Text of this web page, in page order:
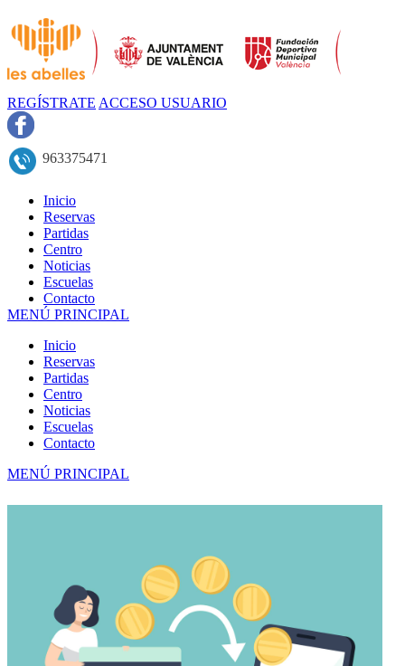
REGÍSTRATE ACCESO USUARIO
963375471
Inicio
Reservas
Partidas
Centro
Noticias
Escuelas
Contacto
MENÚ PRINCIPAL
Inicio
Reservas
Partidas
Centro
Noticias
Escuelas
Contacto
MENÚ PRINCIPAL